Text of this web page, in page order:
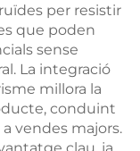
per resistir
que poden
sense
La integració
millora la
conduint
vendes majors.